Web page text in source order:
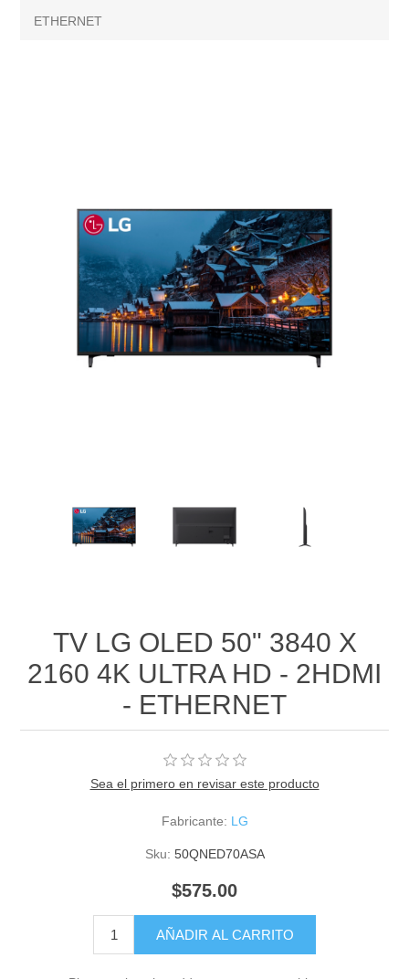
ETHERNET
TV LG OLED 50" 3840 X
2160 4K ULTRA HD - 2HDMI
- ETHERNET
Sea el primero en revisar este producto
Fabricante: LG
Sku: 50QNED70ASA
$575.00
AÑADIR AL CARRITO